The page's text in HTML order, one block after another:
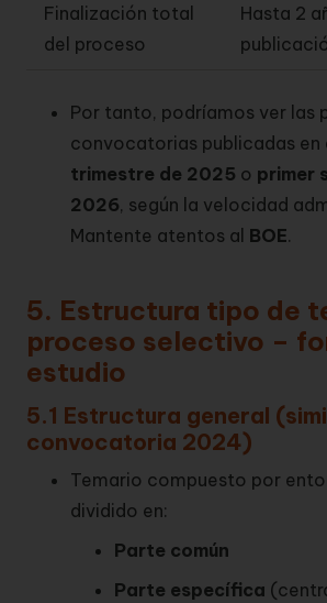
Finalización total
del proceso
Hasta 2
Por tanto, podríamos ver las
convocatorias publicadas en
trimestre de 2025 o primer
2026, según la velocidad
Mantente atentos al BOE.
5. Estructura tipo de
proceso selectivo –
estudio
5.1 Estructura general
convocatoria 2024)
Temario compuesto por
dividido en:
Parte común
Parte específica